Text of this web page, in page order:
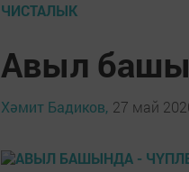
ЧИСТАЛЫК
Авыл
Хәмит Бадиков, 27 май